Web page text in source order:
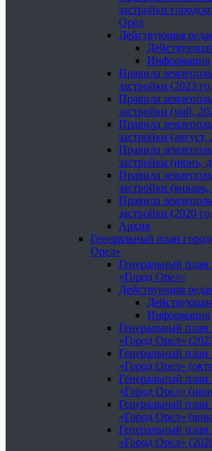
застройки
Орёл
Действующая
Информация
Правила
застройки (2023
Правила
застройки (май,
Правила
застройки (август,
Правила
застройки (июнь,
Правила
застройки
Правила
застройки (2020
Архив
Генеральный план
Орел»
Генеральный план
«Город Орел»
Действующая
Информация
Генеральный план
«Город Орел»
Генеральный план
«Город Орел»
Генеральный план
«Город Орел»
Генеральный план
«Город Орел»
Генеральный план
«Город Орел»